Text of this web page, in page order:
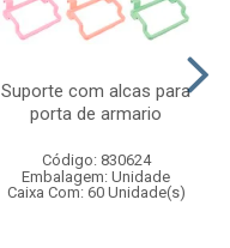
Suporte com alcas para
porta de armario
Código: 830624
Embalagem: Unidade
Caixa Com: 60 Unidade(s)